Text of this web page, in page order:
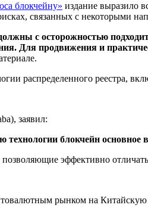
блокчейну» издание выразило
связанных с некоторыми
с осторожностью
Для продвижения и
распределенного реестра,
заявил:
блокчейн основное
эффективно
рынком на